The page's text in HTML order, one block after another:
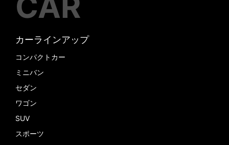
カーラインアップ
コンパクトカー
ミニバン
セダン
ワゴン
SUV
スポーツ